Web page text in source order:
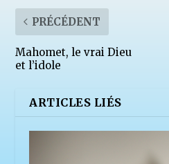
PRÉCÉDENT
Mahomet, le vrai Dieu
et l’idole
ARTICLES LIÉS